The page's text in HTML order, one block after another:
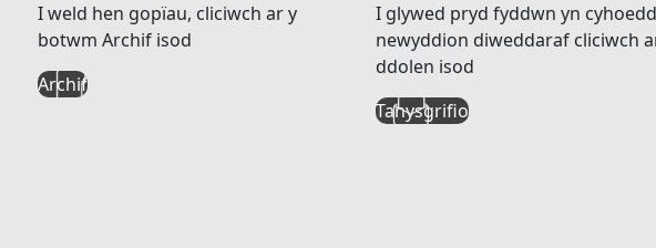
I weld hen gopïau, cliciwch ar y
botwm Archif isod
Archif
I glywed pryd fyddwn yn
newyddion diweddaraf cliciwch
ddolen isod
Tanysgrifio